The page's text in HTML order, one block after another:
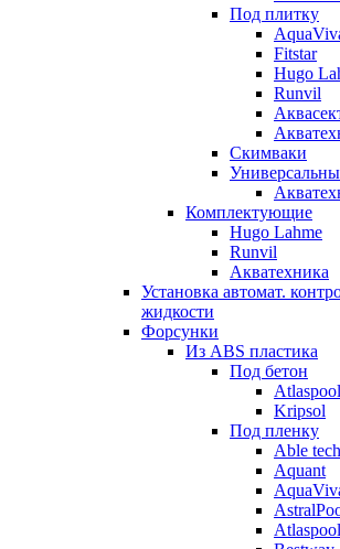
Под плитку
Fitstar
Hugo
Runvil
Скимваки
Комплектующие
Hugo Lahme
Runvil
Акватехника
Установка автомат.
жидкости
Форсунки
Из ABS пластика
Под бетон
Atlaspool
Kripsol
Под пленку
Able tech
Aquant
Atlaspool